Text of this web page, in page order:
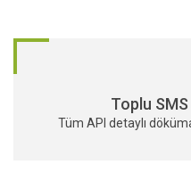
Toplu SMS
Tüm API detaylı